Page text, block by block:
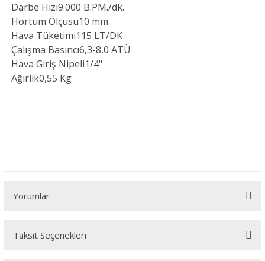
Darbe Hızı9.000 B.PM./dk.
Hortum Ölçüsü10 mm
Hava Tüketimi115 LT/DK
Çalışma Basıncı6,3-8,0 ATÜ
Hava Giriş Nipeli1/4"
Ağırlık0,55 Kg
Yorumlar
Taksit Seçenekleri